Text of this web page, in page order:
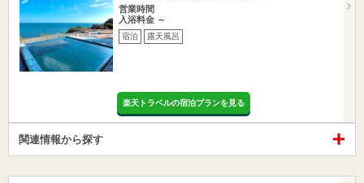
営業時間
入浴料金 ～
宿泊 露天風呂
楽天トラベルの宿泊プランを見る
関連情報から探す